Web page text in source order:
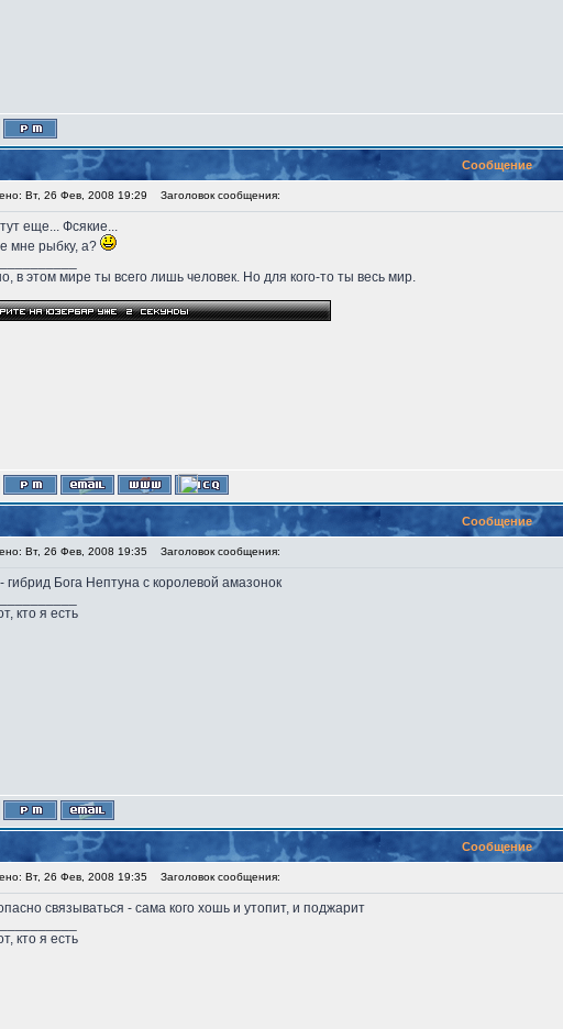
Сообщение
Вт, 26 Фев, 2008 19:29 Заголовок сообщения:
еще... Фсякие...
мне рыбку, а?
в этом мире ты всего лишь человек. Но для кого-то ты весь мир.
Сообщение
Вт, 26 Фев, 2008 19:35 Заголовок сообщения:
гибрид Бога Нептуна с королевой амазонок
кто я есть
Сообщение
Вт, 26 Фев, 2008 19:35 Заголовок сообщения:
связываться - сама кого хошь и утопит, и поджарит
кто я есть